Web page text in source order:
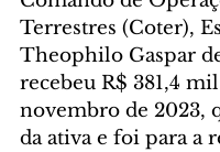
Terrestres (Coter),
Theophilo Gaspar
recebeu R$ 381,4
novembro de 2023,
da ativa e foi para a